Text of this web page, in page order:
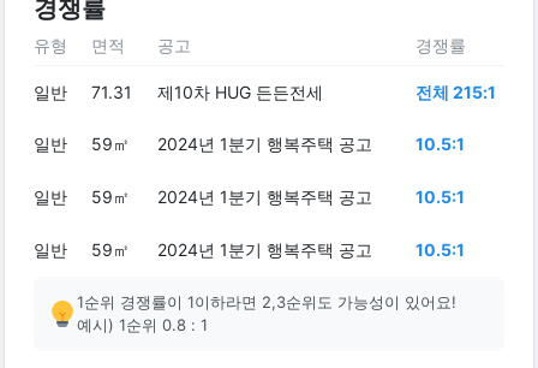
경쟁률
유형 면적 공고 경쟁률
일반 71.31 제10차 HUG 든든전세 전체 215:1
일반 59㎡ 2024년 1분기 행복주택 공고 10.5:1
일반 59㎡ 2024년 1분기 행복주택 공고 10.5:1
일반 59㎡ 2024년 1분기 행복주택 공고 10.5:1
1순위 경쟁률이 1이하라면 2,3순위도 가능성이 있어요!
예시) 1순위 0.8 : 1